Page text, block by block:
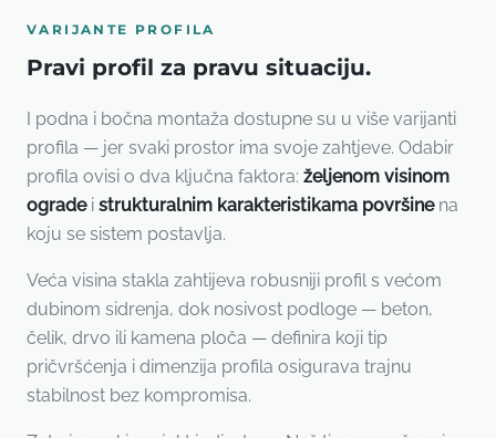
VARIJANTE PROFILA
Pravi profil za pravu situaciju.
I podna i bočna montaža dostupne su u više varijanti
profila — jer svaki prostor ima svoje zahtjeve. Odabir
profila ovisi o dva ključna faktora: željenom visinom
ogradei strukturalnim karakteristikama površinena
koju se sistem postavlja.
Veća visina stakla zahtijeva robusniji profil s većom
dubinom sidrenja, dok nosivost podloge — beton,
čelik, drvo ili kamena ploča — definira koji tip
pričvršćenja i dimenzija profila osigurava trajnu
stabilnost bez kompromisa.